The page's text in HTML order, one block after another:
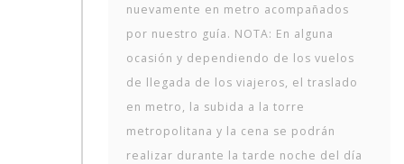
nuevamente en metro acompañados
por nuestro guía. NOTA: En alguna
ocasión y dependiendo de los vuelos
de llegada de los viajeros, el traslado
en metro, la subida a la torre
metropolitana y la cena se podrán
realizar durante la tarde noche del día